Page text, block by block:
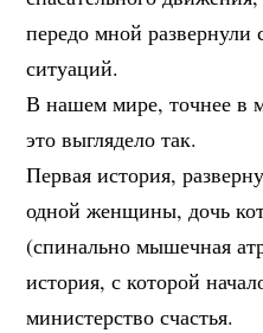
передо мной
ситуаций.
В нашем мире, точнее в
это выглядело так.
Первая история,
одной женщины, дочь
(спинально мышечная
история, с которой
министерство счастья.